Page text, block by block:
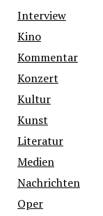
Interview
Kino
Kommentar
Konzert
Kultur
Kunst
Literatur
Medien
Nachrichten
Oper